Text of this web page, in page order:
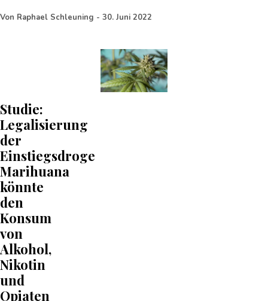
Von Raphael Schleuning - 30. Juni 2022
Studie:
Legalisierung
der
Einstiegsdroge
Marihuana
könnte
den
Konsum
von
Alkohol,
Nikotin
und
Opiaten